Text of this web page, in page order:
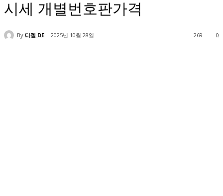
시세 개별번호판가격
By 디젤 DE 2025년 10월 28일 0
269